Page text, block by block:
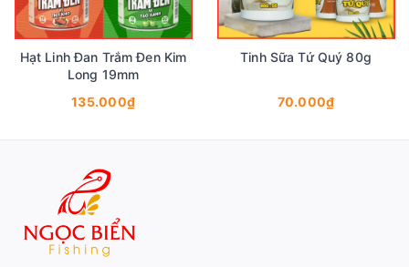
Hạt Linh Đan Trắm Đen Kim
Long 19mm
135.000₫
Tinh Sữa Tứ Quý 80g
70.000₫